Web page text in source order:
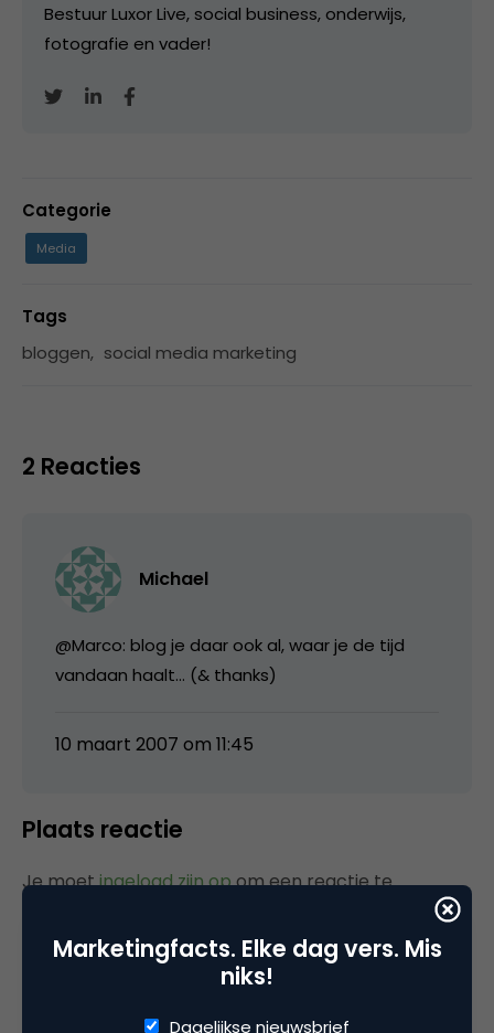
Bestuur Luxor Live, social business, onderwijs,
fotografie en vader!
Categorie
Media
Tags
bloggen, social media marketing
2 Reacties
Michael
@Marco: blog je daar ook al, waar je de tijd
vandaan haalt… (& thanks)
10 maart 2007 om 11:45
Plaats reactie
Je moetingelogd zijn opom een reactie te
Marketingfacts. Elke dag vers. Mis
niks!
Dagelijkse nieuwsbrief